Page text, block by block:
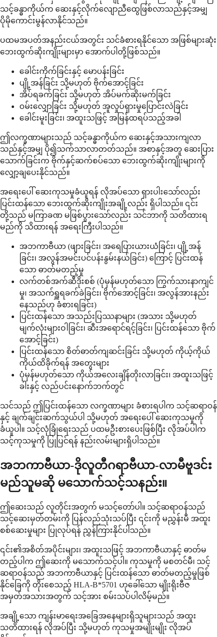
သင့်ခန္ဓာကိုယ်က ဆေးနှင့်လိုက်လျောညီထွေဖြစ်လာသည်နှင့်အမျှ
ပိုမိုကောင်းမွန်လာနိုင်သည်။
ပထမအပတ်အနည်းငယ်အတွင်း သင်ခံစားရနိုင်သော အဖြစ်များဆုံး
ဘေးထွက်ဆိုးကျိုးများမှာ အောက်ပါတို့ဖြစ်သည်။
ခေါင်းကိုက်ခြင်းနှင့် မောပန်းခြင်း
ပျို့အန်ခြင်း သို့မဟုတ် ဗိုက်အောင့်ခြင်း
အိပ်ရခက်ခြင်း သို့မဟုတ် အိပ်မက်ဆိုးမက်ခြင်း
ဝမ်းလျှောခြင်း သို့မဟုတ် အူလှုပ်ရှားမှုပြောင်းလဲခြင်း
ခေါင်းမူးခြင်း၊ အထူးသဖြင့် အမြန်ထရပ်သည့်အခါ
ဤလက္ခဏာများသည် သင့်ခန္ဓာကိုယ်က ဆေးနှင့်အသားကျလာ
သည်နှင့်အမျှ ပို၍သက်သာလာတတ်သည်။ အစာနှင့်အတူ ဆေးပြား
သောက်ခြင်းက ဗိုက်နှင့်ဆက်စပ်သော ဘေးထွက်ဆိုးကျိုးများကို
လျှော့ချပေးနိုင်သည်။
အရေးပေါ် ဆေးကုသမှုခံယူရန် လိုအပ်သော ရှားပါးသော်လည်း
ပြင်းထန်သော ဘေးထွက်ဆိုးကျိုးအချို့လည်း ရှိပါသည်။ ၎င်း
တို့သည် မကြာခဏ မဖြစ်ပွားသော်လည်း သင်ဘာကို သတိထားရ
မည်ကို သိထားရန် အရေးကြီးပါသည်။
အဘကာဗီယာ (ဖျားခြင်း၊ အရေပြားယားယံခြင်း၊ ပျို့အန်
ခြင်း၊ အလွန်အမင်းပင်ပန်းနွမ်းနယ်ခြင်း) ကြောင့် ပြင်းထန်
သော ဓာတ်မတည့်မှု
လက်တစ်အက်ဆီဒိုးစစ် (ပုံမှန်မဟုတ်သော ကြွက်သားနာကျင်
မှု၊ အသက်ရှူရခက်ခဲခြင်း၊ ဗိုက်အောင့်ခြင်း၊ အလွန်အားနည်း
နေသည်ဟု ခံစားရခြင်း)
ပြင်းထန်သော အသည်းပြဿနာများ (အသား သို့မဟုတ်
မျက်လုံးများဝါခြင်း၊ ဆီးအရောင်ရင့်ခြင်း၊ ပြင်းထန်သော ဗိုက်
အောင့်ခြင်း)
ပြင်းထန်သော စိတ်ဓာတ်ကျဆင်းခြင်း သို့မဟုတ် ကိုယ့်ကိုယ်
ကိုယ်ထိခိုက်ရန် အတွေးများ
ပုံမှန်မဟုတ်သော ကိုယ်အလေးချိန်တိုးလာခြင်း၊ အထူးသဖြင့်
ခါးနှင့် လည်ပင်းနောက်ဘက်တွင်
သင်သည် ဤပြင်းထန်သော လက္ခဏာများ ခံစားရပါက သင့်ဆရာဝန်
နှင့် ချက်ချင်းဆက်သွယ်ပါ သို့မဟုတ် အရေးပေါ် ဆေးကုသမှုကို
ခံယူပါ။ သင့်လုံခြုံရေးသည် ပထမဦးစားပေးဖြစ်ပြီး လိုအပ်ပါက
သင့်ကုသမှုကို ပြုပြင်ရန် နည်းလမ်းများရှိပါသည်။
အဘကာဗီယာ-ဒိုလူတီဂရာဗီယာ-လာမီဗူဒင်း
မည်သူမဆို မသောက်သင့်သနည်း။
ဤဆေးသည် လူတိုင်းအတွက် မသင့်တော်ပါ။ သင့်ဆရာဝန်သည်
သင့်ဆေးမှတ်တမ်းကို ပြန်လည်သုံးသပ်ပြီး ၎င်းကို မညွှန်းမီ အထူး
စစ်ဆေးမှုများ ပြုလုပ်ရန် ညွှန်ကြားနိုင်ပါသည်။
၎င်း၏အစိတ်အပိုင်းများ၊ အထူးသဖြင့် အဘကာဗီယာနှင့် ဓာတ်မ
တည့်ပါက ဤဆေးကို မသောက်သင့်ပါ။ ကုသမှုကို မစတင်မီ၊ သင့်
ဆရာဝန်သည် အဘကာဗီယာနှင့် ပြင်းထန်သော ဓာတ်မတည့်မှုဖြစ်
နိုင်ခြေကို တိုးစေသည့် HLA-B*5701 ဟုခေါ်သော မျိုးရိုးဗီဇ
အမှတ်အသားအတွက် သင့်အား စမ်းသပ်ပါလိမ့်မည်။
အချို့သော ကျန်းမာရေးအခြေအနေများရှိသူများသည် အထူး
သတိထားရန် လိုအပ်ပြီး သို့မဟုတ် ကုသမှုအမျိုးမျိုး လိုအပ်